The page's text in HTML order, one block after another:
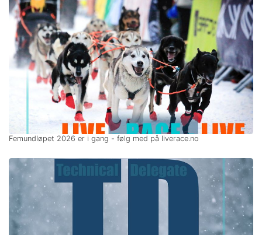
Femundløpet 2026 er i gang - følg med på liverace.no